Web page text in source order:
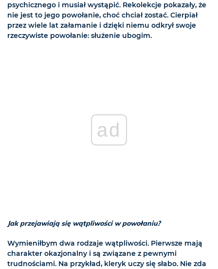
psychicznego i musiał wystąpić. Rekolekcje pokazały, że
nie jest to jego powołanie, choć chciał zostać. Cierpiał
przez wiele lat załamanie i dzięki niemu odkrył swoje
rzeczywiste powołanie: służenie ubogim.
ad
Jak przejawiają się wątpliwości w powołaniu?
Wymieniłbym dwa rodzaje wątpliwości. Pierwsze mają
charakter okazjonalny i są związane z pewnymi
trudnościami. Na przykład, kleryk uczy się słabo. Nie zda